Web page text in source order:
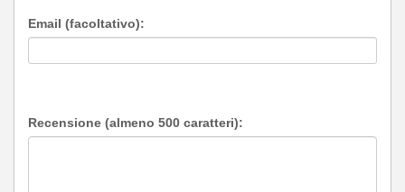
Email (facoltativo):
Recensione (almeno 500 caratteri):